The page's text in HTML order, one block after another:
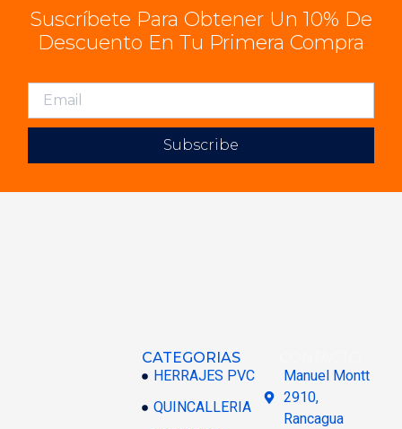
Suscríbete Para Obtener Un 10% De
Descuento En Tu Primera Compra
Subscribe
CATEGORIAS
HERRAJES PVC
QUINCALLERIA
Manuel Montt
2910,
Rancagua